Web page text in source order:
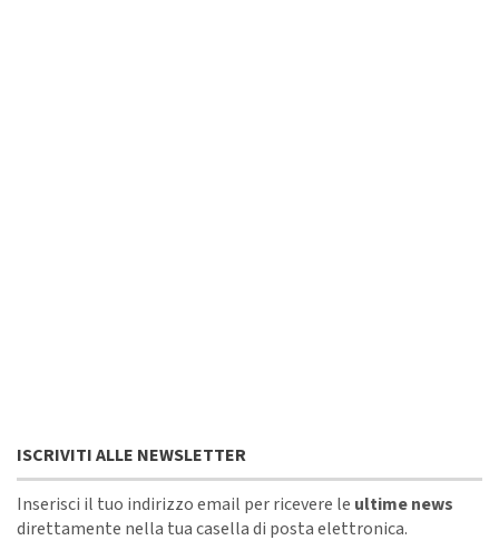
ISCRIVITI ALLE NEWSLETTER
Inserisci il tuo indirizzo email per ricevere le ultime news
direttamente nella tua casella di posta elettronica.